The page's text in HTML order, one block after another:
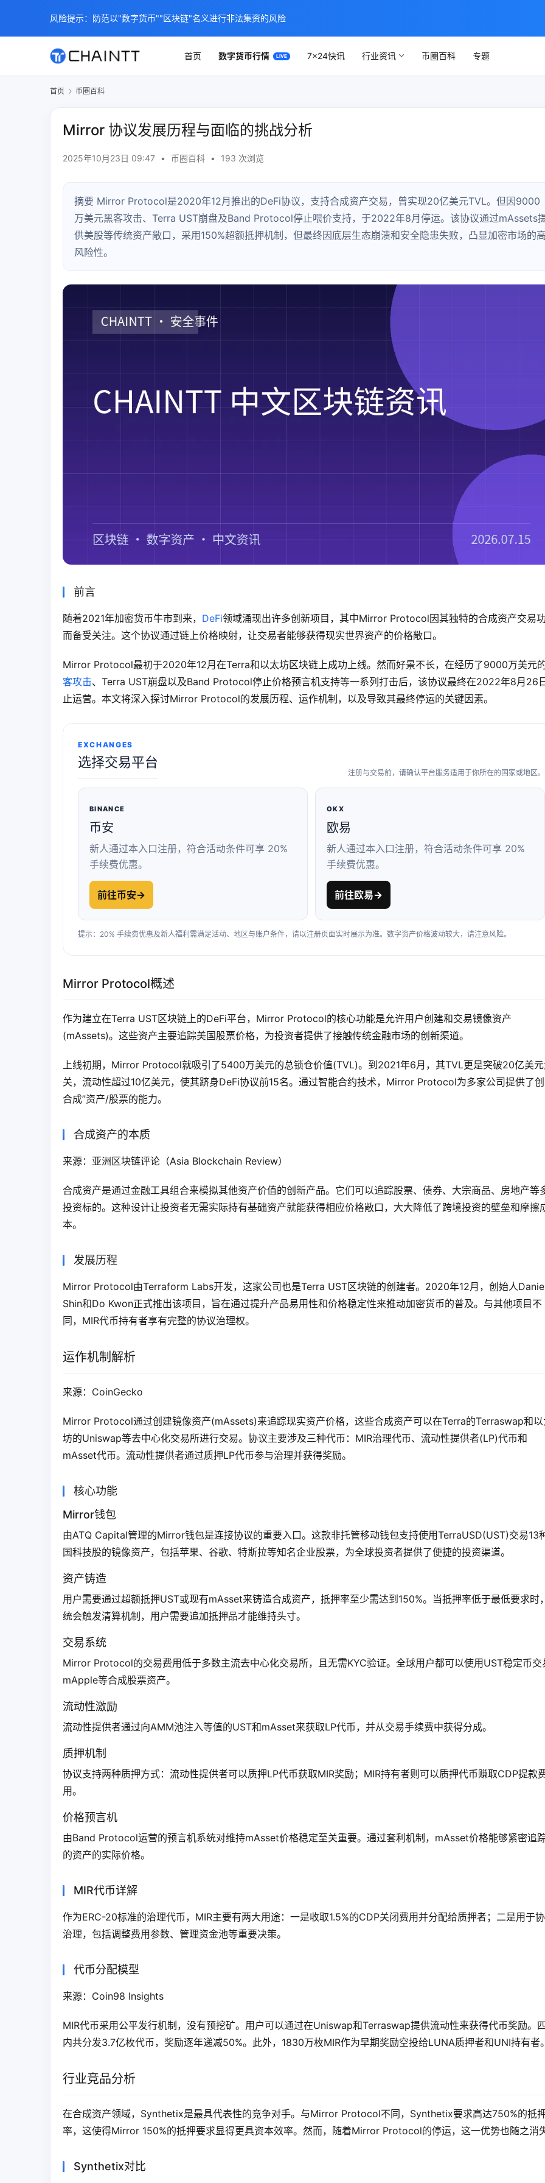
首页 数字货币行情 7×24快讯 行业资讯 币圈百科 专题
首页 币圈百科
Mirror 协议发展历程与面临的挑战分析
2025年10月23日 09:47 • 币圈百科 • 193 次浏览
摘要 Mirror Protocol是2020年12月推出的DeFi协议，支持合成资产交易，曾实现20亿美元TVL。但因9000
万美元黑客攻击、Terra UST崩盘及Band Protocol停止喂价支持，于2022年8月停运。该协议通过mAssets
供美股等传统资产敞口，采用150%超额抵押机制，但最终因底层生态崩溃和安全隐患失败，凸显加密市场的高
风险性。
前言
随着2021年加密货币牛市到来， DeFi领域涌现出许多创新项目，其中Mirror Protocol因其独特的合成资产交易
而备受关注。这个协议通过链上价格映射，让交易者能够获得现实世界资产的价格敞口。
Mirror Protocol最初于2020年12月在Terra和以太坊区块链上成功上线。然而好景不长，在经历了9000万美元
客攻击、Terra UST崩盘以及Band Protocol停止价格预言机支持等一系列打击后，该协议最终在2022年8月26
止运营。本文将深入探讨Mirror Protocol的发展历程、运作机制，以及导致其最终停运的关键因素。
EXCHANGES
选择交易平台
注册与交易前，请确认平台服务适用于你所在的国家或地区。
BINANCE
币安
新人通过本入口注册，符合活动条件可享 20%
手续费优惠。
前往币安→
OKX
欧易
新人通过本入口注册，符合活动条件可享 20%
手续费优惠。
前往欧易→
提示：20% 手续费优惠及新人福利需满足活动、地区与账户条件，请以注册页面实时展示为准。数字资产价格波动较大，请注意风险。
Mirror Protocol概述
作为建立在Terra UST区块链上的DeFi平台，Mirror Protocol的核心功能是允许用户创建和交易镜像资产
(mAssets)。这些资产主要追踪美国股票价格，为投资者提供了接触传统金融市场的创新渠道。
上线初期，Mirror Protocol就吸引了5400万美元的总锁仓价值(TVL)。到2021年6月，其TVL更是突破20亿美元
关，流动性超过10亿美元，使其跻身DeFi协议前15名。通过智能合约技术，Mirror Protocol为多家公司提供了创
合成”资产/股票的能力。
合成资产的本质
来源：亚洲区块链评论（Asia Blockchain Review）
合成资产是通过金融工具组合来模拟其他资产价值的创新产品。它们可以追踪股票、债券、大宗商品、房地产等
投资标的。这种设计让投资者无需实际持有基础资产就能获得相应价格敞口，大大降低了跨境投资的壁垒和摩擦
本。
发展历程
Mirror Protocol由Terraform Labs开发，这家公司也是Terra UST区块链的创建者。2020年12月，创始人
Shin和Do Kwon正式推出该项目，旨在通过提升产品易用性和价格稳定性来推动加密货币的普及。与其他项目不
同，MIR代币持有者享有完整的协议治理权。
运作机制解析
来源：CoinGecko
Mirror Protocol通过创建镜像资产(mAssets)来追踪现实资产价格，这些合成资产可以在Terra的Terraswap和
坊的Uniswap等去中心化交易所进行交易。协议主要涉及三种代币：MIR治理代币、流动性提供者(LP)代币和
mAsset代币。流动性提供者通过质押LP代币参与治理并获得奖励。
核心功能
Mirror钱包
由ATQ Capital管理的Mirror钱包是连接协议的重要入口。这款非托管移动钱包支持使用TerraUSD(UST)交易13
国科技股的镜像资产，包括苹果、谷歌、特斯拉等知名企业股票，为全球投资者提供了便捷的投资渠道。
资产铸造
用户需要通过超额抵押UST或现有mAsset来铸造合成资产，抵押率至少需达到150%。当抵押率低于最低要求时
统会触发清算机制，用户需要追加抵押品才能维持头寸。
交易系统
Mirror Protocol的交易费用低于多数主流去中心化交易所，且无需KYC验证。全球用户都可以使用UST稳定币交
mApple等合成股票资产。
流动性激励
流动性提供者通过向AMM池注入等值的UST和mAsset来获取LP代币，并从交易手续费中获得分成。
质押机制
协议支持两种质押方式：流动性提供者可以质押LP代币获取MIR奖励；MIR持有者则可以质押代币赚取CDP提款
用。
价格预言机
由Band Protocol运营的预言机系统对维持mAsset价格稳定至关重要。通过套利机制，mAsset价格能够紧密追
的资产的实际价格。
MIR代币详解
作为ERC-20标准的治理代币，MIR主要有两大用途：一是收取1.5%的CDP关闭费用并分配给质押者；二是用于
治理，包括调整费用参数、管理资金池等重要决策。
代币分配模型
来源：Coin98 Insights
MIR代币采用公平发行机制，没有预挖矿。用户可以通过在Uniswap和Terraswap提供流动性来获得代币奖励。
内共分发3.7亿枚代币，奖励逐年递减50%。此外，1830万枚MIR作为早期奖励空投给LUNA质押者和UNI持有者。
行业竞品分析
在合成资产领域，Synthetix是最具代表性的竞争对手。与Mirror Protocol不同，Synthetix要求高达750%的抵
率，这使得Mirror 150%的抵押要求显得更具资本效率。然而，随着Mirror Protocol的停运，这一优势也随之消失
Synthetix对比
风险提示：防范以"数字货币""区块链"名义进行非法集资的风险